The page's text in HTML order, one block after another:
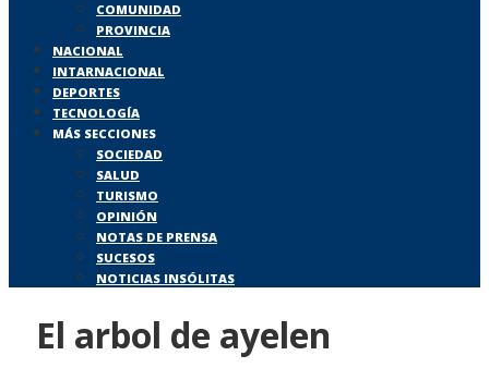
COMUNIDAD
PROVINCIA
NACIONAL
INTARNACIONAL
DEPORTES
TECNOLOGÍA
MÁS SECCIONES
SOCIEDAD
SALUD
TURISMO
OPINIÓN
NOTAS DE PRENSA
SUCESOS
NOTICIAS INSÓLITAS
El arbol de ayelen